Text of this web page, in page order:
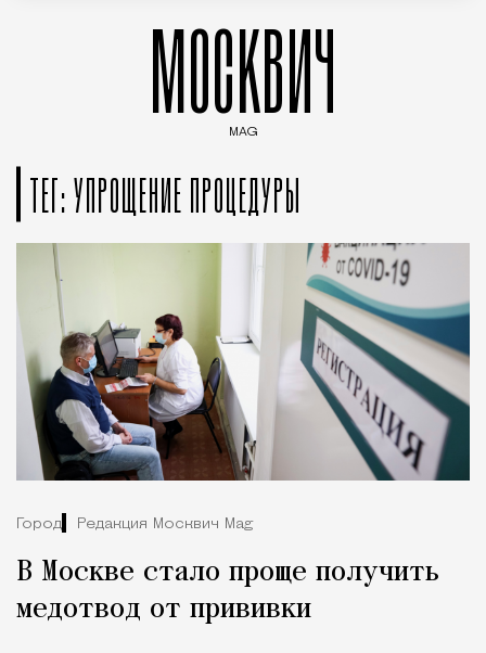
МОСКВИЧ
MAG
ТЕГ: УПРОЩЕНИЕ ПРОЦЕДУРЫ
Город Редакция Москвич Mag
В Москве стало проще получить
медотвод от прививки